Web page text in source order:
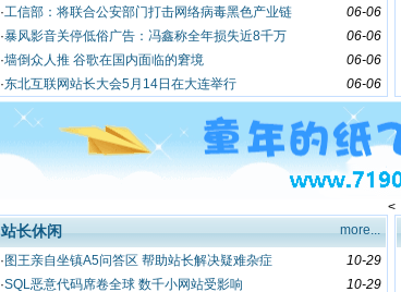
06-06
·工信部：将联合公安部门打击网络病毒黑色产业链
06-06
·暴风影音关停低俗广告：冯鑫称全年损失近8千万
06-06
·墙倒众人推 谷歌在国内面临的窘境
06-06
·东北互联网站长大会5月14日在大连举行
<
more...
站长休闲
10-29
· 图王亲自坐镇A5问答区 帮助站长解决疑难杂症
10-29
·SQL恶意代码席卷全球 数千小网站受影响